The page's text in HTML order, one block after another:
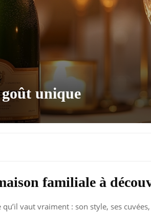
unique
familiale à
vaut vraiment : son style, ses